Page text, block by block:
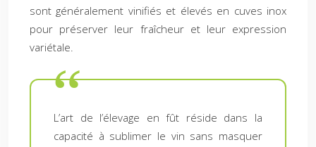
sont généralement vinifiés et élevés en cuves inox
pour préserver leur fraîcheur et leur expression
variétale.
L’art de l’élevage en fût réside dans la
capacité à sublimer le vin sans masquer